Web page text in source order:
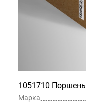
1051710 Поршень
Марка